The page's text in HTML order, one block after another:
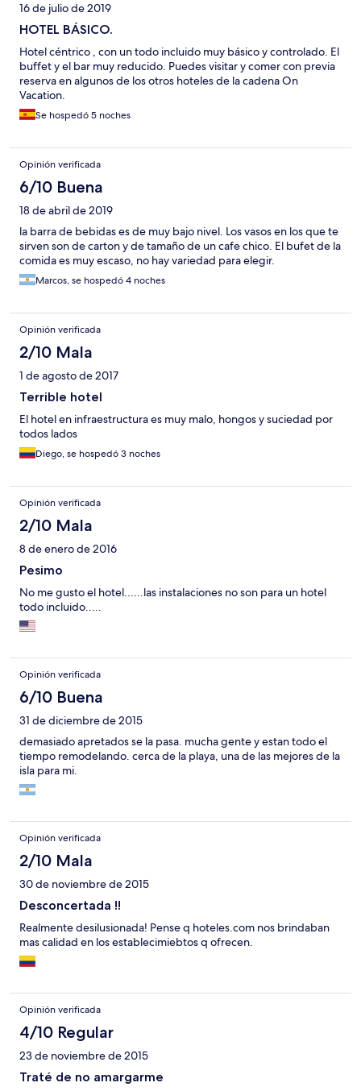
16 de julio de 2019
HOTEL BÁSICO.
Hotel céntrico , con un todo incluido muy básico y controlado. El
buffet y el bar muy reducido. Puedes visitar y comer con previa
reserva en algunos de los otros hoteles de la cadena On
Vacation.
Se hospedó 5 noches
Opinión verificada
6/10 Buena
18 de abril de 2019
la barra de bebidas es de muy bajo nivel. Los vasos en los que te
sirven son de carton y de tamaño de un cafe chico. El bufet de la
comida es muy escaso, no hay variedad para elegir.
Marcos, se hospedó 4 noches
Opinión verificada
2/10 Mala
1 de agosto de 2017
Terrible hotel
El hotel en infraestructura es muy malo, hongos y suciedad por
todos lados
Diego, se hospedó 3 noches
Opinión verificada
2/10 Mala
8 de enero de 2016
Pesimo
No me gusto el hotel......las instalaciones no son para un hotel
todo incluido.....
Opinión verificada
6/10 Buena
31 de diciembre de 2015
demasiado apretados se la pasa. mucha gente y estan todo el
tiempo remodelando. cerca de la playa, una de las mejores de la
isla para mi.
Opinión verificada
2/10 Mala
30 de noviembre de 2015
Desconcertada !!
Realmente desilusionada! Pense q hoteles.com nos brindaban
mas calidad en los establecimiebtos q ofrecen.
Opinión verificada
4/10 Regular
23 de noviembre de 2015
Traté de no amargarme